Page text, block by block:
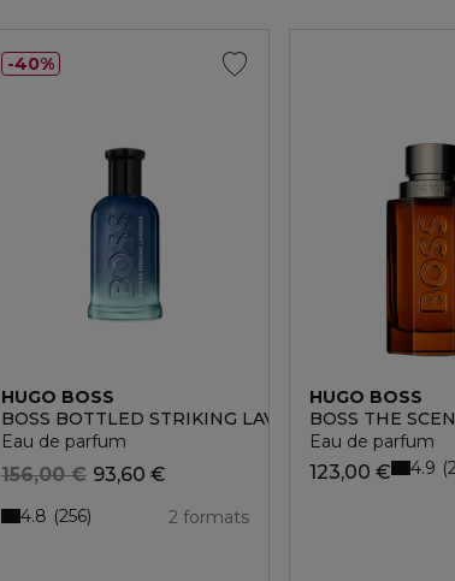
HUGO BOSS
BOSS BOTTLED STRIKING LAVENDER
Eau de parfum
93,60 €
156,00 €
2 formats
4.8 256
40%
HUGO BOSS
BOSS THE
Eau de parfum
123,00 € 4.9